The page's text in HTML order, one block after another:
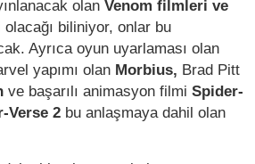
olan Venom filmleri ve
olacağı biliniyor, onlar bu
Ayrıca oyun uyarlaması olan
yapımı olan Morbius, Brad Pitt
ve başarılı animasyon filmi Spider-
Verse 2 bu anlaşmaya dahil olan